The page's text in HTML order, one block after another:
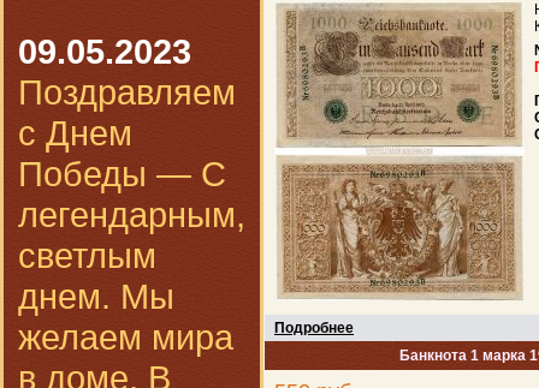
09.05.2023
Поздравляем
с Днем
Победы — С
легендарным,
светлым
днем. Мы
желаем мира
в доме, В
Подробнее
Банкнота 1 марка